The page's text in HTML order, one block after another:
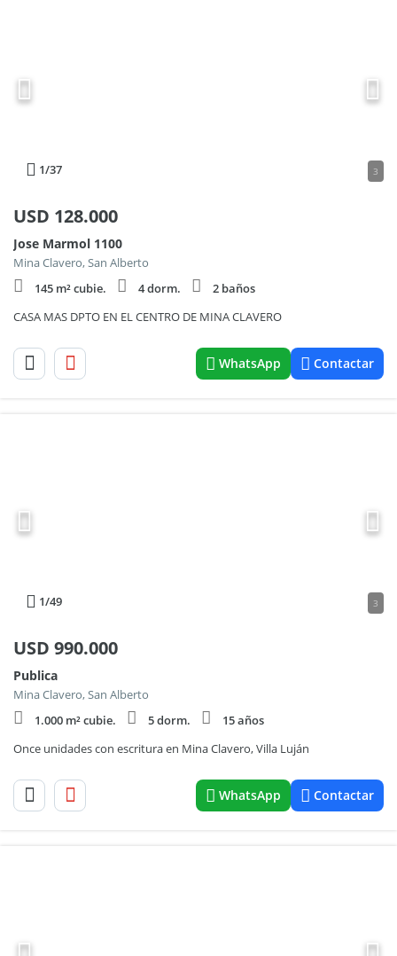
1/37 3
USD 128.000
Jose Marmol 1100
Mina Clavero, San Alberto
145 m² cubie.
4 dorm.
2 baños
CASA MAS DPTO EN EL CENTRO DE MINA CLAVERO
WhatsApp Contactar
1/49 3
USD 990.000
Publica
Mina Clavero, San Alberto
1.000 m² cubie.
5 dorm.
15 años
Once unidades con escritura en Mina Clavero, Villa Luján
WhatsApp Contactar